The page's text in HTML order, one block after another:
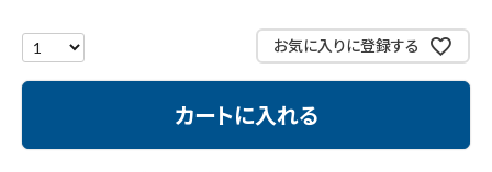
収納・腰袋・ワーク用品
お気に入りに登録する
カートに入れる